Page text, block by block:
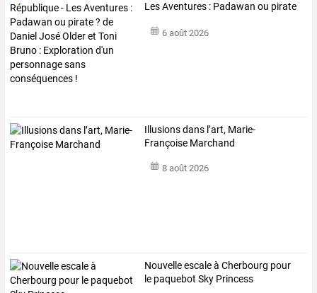
LesAventures : Padawan ou pirate
6 août 2026
Illusions dans l’art, Marie-
Françoise Marchand
8 août 2026
Nouvelle escale à Cherbourg pour
le paquebot Sky Princess